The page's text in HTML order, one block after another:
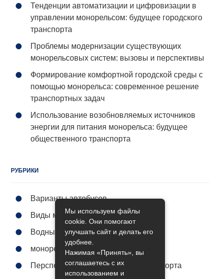
Тенденции автоматизации и цифровизации в
управлении монорельсом: будущее городского
транспорта
Проблемы модернизации существующих
монорельсовых систем: вызовы и перспективы
Формирование комфортной городской среды с
помощью монорельса: современное решение
транспортных задач
Использование возобновляемых источников
энергии для питания монорельса: будущее
общественного транспорта
РУБРИКИ
Варианты автобусов
Виды метро
Водный транспорт
монорельс городской
Перспективы общественного транспорта
Мы используем файлы
cookie. Они помогают
улучшать сайт и делать его
удобнее.
Нажимая «Принять», вы
соглашаетесь с их
использованием и